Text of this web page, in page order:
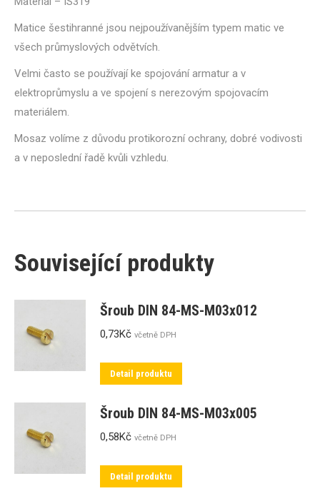
Matice šestihranné jsou nejpoužívanějším typem matic ve
všech průmyslových odvětvích.
Velmi často se používají ke spojování armatur a v
elektroprůmyslu a ve spojení s nerezovým spojovacím
materiálem.
Mosaz volíme z důvodu protikorozní ochrany, dobré vodivosti
a v neposlední řadě kvůli vzhledu.
Související produkty
Šroub DIN 84-MS-M03x012
0,73Kč včetně DPH
Detail produktu
Šroub DIN 84-MS-M03x005
0,58Kč včetně DPH
Detail produktu